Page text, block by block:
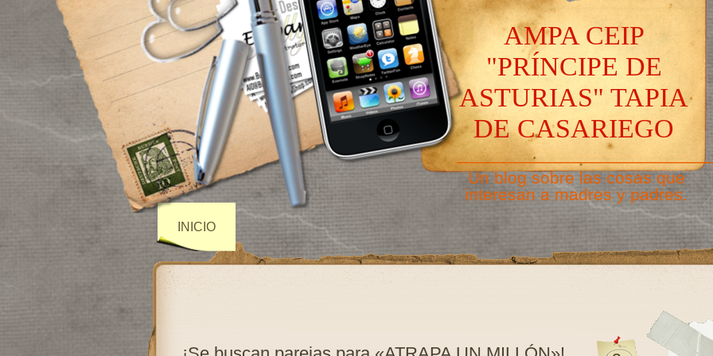
AMPA CEIP
"PRÍNCIPE DE
ASTURIAS" TAPIA
DE CASARIEGO
Un blog sobre las cosas que
interesan a madres y padres.
INICIO